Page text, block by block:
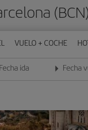
VUELO + COCHE
Fecha ida
la fecha en formato
Fecha
Introduce